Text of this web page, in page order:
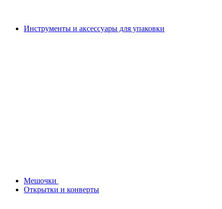
Инструменты и аксессуары для упаковки
Мешочки
Открытки и конверты